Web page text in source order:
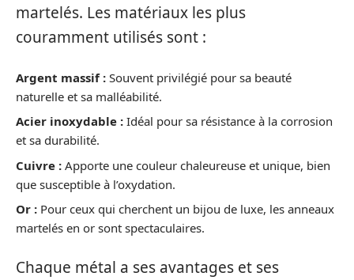
martelés. Les matériaux les plus
couramment utilisés sont :
Argent massif : Souvent privilégié pour sa beauté
naturelle et sa malléabilité.
Acier inoxydable : Idéal pour sa résistance à la corrosion
et sa durabilité.
Cuivre : Apporte une couleur chaleureuse et unique, bien
que susceptible à l’oxydation.
Or : Pour ceux qui cherchent un bijou de luxe, les anneaux
martelés en or sont spectaculaires.
Chaque métal a ses avantages et ses